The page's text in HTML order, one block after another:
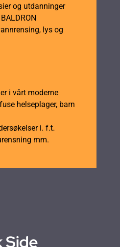
og utdanninger
lys og
i vårt moderne
helseplager, barn
i. f.t.
mm.
Side